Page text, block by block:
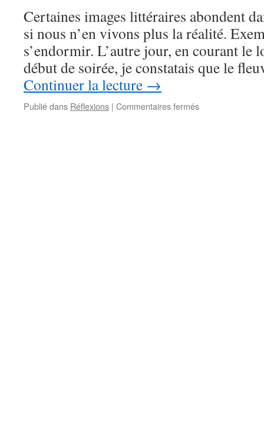
Certaines images littéraires abondent
si nous n’en vivons plus la réalité.
s’endormir. L’autre jour, en courant le
début de soirée, je constatais que le
Continuer la lecture →
Publié dans Réflexions | Commentaires ferméssur